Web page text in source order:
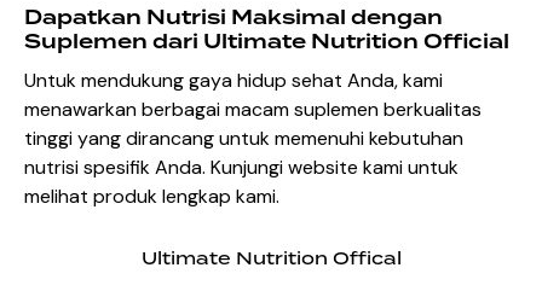
Dapatkan Nutrisi Maksimal dengan
Suplemen dari Ultimate Nutrition Official
Untuk mendukung gaya hidup sehat Anda, kami
menawarkan berbagai macam suplemen berkualitas
tinggi yang dirancang untuk memenuhi kebutuhan
nutrisi spesifik Anda. Kunjungi website kami untuk
melihat produk lengkap kami.
Ultimate Nutrition Offical